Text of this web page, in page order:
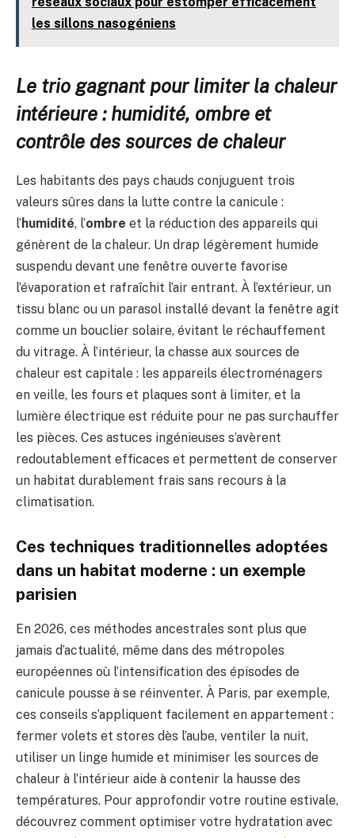
les sillons nasogéniens
Le trio gagnant pour limiter la chaleur
intérieure : humidité, ombre et
contrôle des sources de chaleur
Les habitants des pays chauds conjuguent trois
valeurs sûres dans la lutte contre la canicule :
l’humidité, l’ombre et la réduction des appareils qui
génèrent de la chaleur. Un drap légèrement humide
suspendu devant une fenêtre ouverte favorise
l’évaporation et rafraîchit l’air entrant. À l’extérieur, un
tissu blanc ou un parasol installé devant la fenêtre agit
comme un bouclier solaire, évitant le réchauffement
du vitrage. À l’intérieur, la chasse aux sources de
chaleur est capitale : les appareils électroménagers
en veille, les fours et plaques sont à limiter, et la
lumière électrique est réduite pour ne pas surchauffer
les pièces. Ces astuces ingénieuses s’avèrent
redoutablement efficaces et permettent de conserver
un habitat durablement frais sans recours à la
climatisation.
Ces techniques traditionnelles adoptées
dans un habitat moderne : un exemple
parisien
En 2026, ces méthodes ancestrales sont plus que
jamais d’actualité, même dans des métropoles
européennes où l’intensification des épisodes de
canicule pousse à se réinventer. À Paris, par exemple,
ces conseils s’appliquent facilement en appartement :
fermer volets et stores dès l’aube, ventiler la nuit,
utiliser un linge humide et minimiser les sources de
chaleur à l’intérieur aide à contenir la hausse des
températures. Pour approfondir votre routine estivale,
découvrez comment optimiser votre hydratation avec